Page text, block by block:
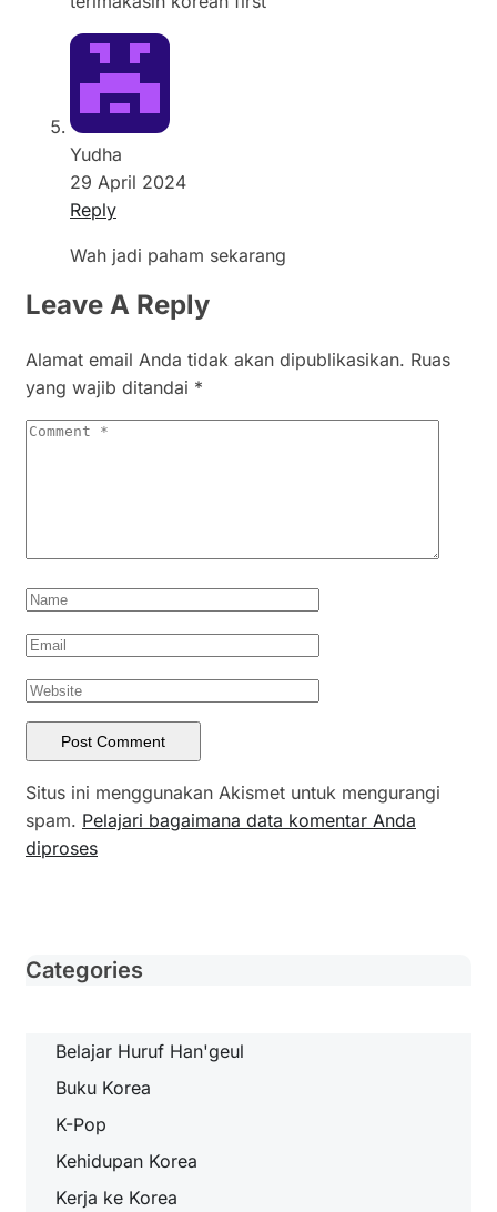
Yudha
29 April 2024
Reply
Wah jadi paham sekarang
Leave A Reply
Alamat email Anda tidak akan dipublikasikan. Ruas
yang wajib ditandai *
Situs ini menggunakan Akismet untuk mengurangi
spam. Pelajari bagaimana data komentar Anda
diproses
Categories
Belajar Huruf Han'geul
Buku Korea
K-Pop
Kehidupan Korea
Kerja ke Korea